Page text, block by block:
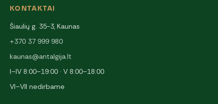
KONTAKTAI
Šiaulių g. 35-3, Kaunas
+370 37 999 980
kaunas@antalgija.lt
I–IV 8:00–19:00 · V 8:00–18:00
VI–VII nedirbame